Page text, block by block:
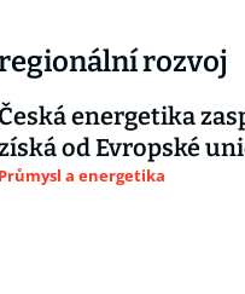
rozvoj
Česká energetika
od Evropské
Průmysl a energetika